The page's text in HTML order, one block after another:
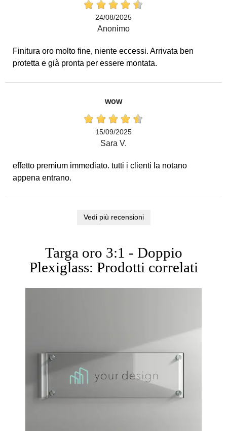
24/08/2025
Anonimo
Finitura oro molto fine, niente eccessi. Arrivata ben
protetta e già pronta per essere montata.
wow
15/09/2025
Sara V.
effetto premium immediato. tutti i clienti la notano
appena entrano.
Vedi più recensioni
Targa oro 3:1 - Doppio
Plexiglass: Prodotti correlati